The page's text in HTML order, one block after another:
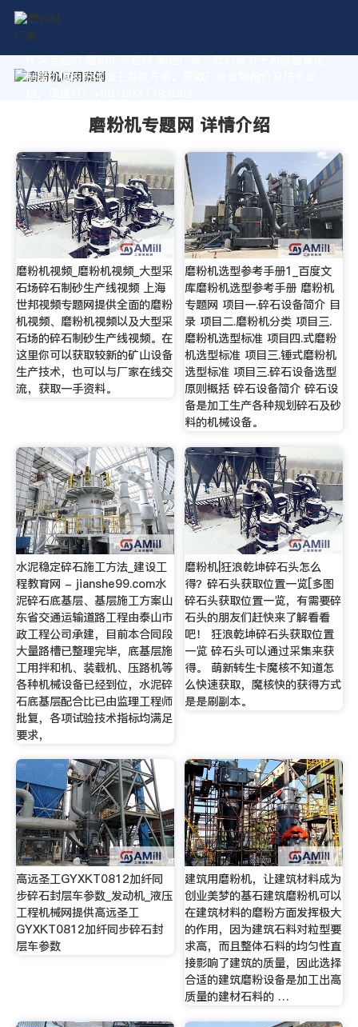
作为专业的 磨粉机专题网 制造厂家，我们致力于为您量身定
制高价值的粉体加工系统方案。获取厂家直销报价及技术支
磨粉机专题网 详情介绍
磨粉机视频_磨粉机视频_大型采
石场碎石制砂生产线视频 上海
世邦视频专题网提供全面的磨粉
机视频、磨粉机视频以及大型采
石场的碎石制砂生产线视频。在
这里你可以获取较新的矿山设备
生产技术，也可以与厂家在线交
流，获取一手资料。
磨粉机选型参考手册1_百度文
库磨粉机选型参考手册 磨粉机
专题网 项目一.碎石设备简介 目
录 项目二.磨粉机分类 项目三.
磨粉机选型标准 项目四.式磨粉
机选型标准 项目三.锤式磨粉机
选型标准 项目三.碎石设备选型
原则概括 碎石设备简介 碎石设
备是加工生产各种规划碎石及砂
料的机械设备。
水泥稳定碎石施工方法_建设工
程教育网 - jianshe99.com水
泥碎石底基层、基层施工方案山
东省交通运输道路工程由泰山市
政工程公司承建，目前本合同段
大量路槽已整理完毕，底基层施
工用拌和机、装载机、压路机等
各种机械设备已经到位，水泥碎
石底基层配合比已由监理工程师
批复，各项试验技术指标均满足
要求，
磨粉机|狂浪乾坤碎石头怎么
得？碎石头获取位置一览[多图
碎石头获取位置一览，有需要碎
石头的朋友们赶快来了解看看
吧！ 狂浪乾坤碎石头获取位置
一览 碎石头可以通过采集来获
得。 萌新转生卡魔核不知道怎
么快速获取，魔核快的获得方式
是是刷副本。
高远圣工GYXKT0812加纤同
步碎石封层车参数_发动机_液压
工程机械网提供高远圣工
GYXKT0812加纤同步碎石封
层车参数
建筑用磨粉机，让建筑材料成为
创业美梦的基石建筑磨粉机可以
在建筑材料的磨粉方面发挥极大
的作用，因为建筑石料对粒型要
求高，而且整体石料的均匀性直
接影响了建筑的质量，因此选择
合适的建筑磨粉设备是加工出高
质量的建材石料的 …